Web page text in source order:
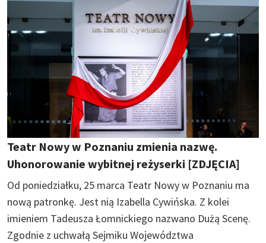
Teatr Nowy w Poznaniu zmienia nazwę.
Uhonorowanie wybitnej reżyserki [ZDJĘCIA]
Od poniedziałku, 25 marca Teatr Nowy w Poznaniu ma
nową patronkę. Jest nią Izabella Cywińska. Z kolei
imieniem Tadeusza Łomnickiego nazwano Dużą Scenę.
Zgodnie z uchwałą Sejmiku Województwa